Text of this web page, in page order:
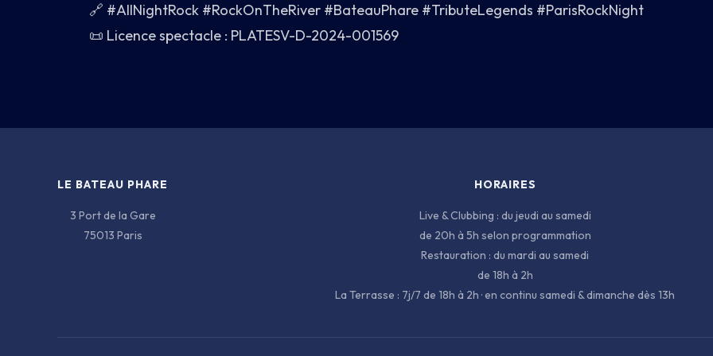
🔗 #AllNightRock #RockOnTheRiver #BateauPhare #TributeLegends #ParisRockNight
📜 Licence spectacle : PLATESV-D-2024-001569
LE BATEAU PHARE
3 Port de la Gare
75013 Paris
HORAIRES
Live & Clubbing : du jeudi au samedi
de 20h à 5h selon programmation
Restauration : du mardi au samedi
de 18h à 2h
La Terrasse : 7j/7 de 18h à 2h · en continu samedi & dimanche dès 13h